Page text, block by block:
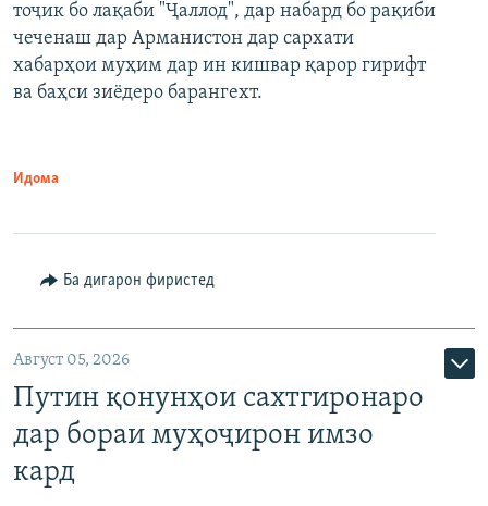
Auto 240p 360p 480p
720p 1080p
480p
тоҷик бо лақаби "Ҷаллод", дар набард бо рақиби
чеченаш дар Арманистон дар сархати
хабарҳои муҳим дар ин кишвар қарор гирифт
ва баҳси зиёдеро барангехт.
Идома
Ба дигарон фиристед
Август 05, 2026
Путин қонунҳои сахтгиронаро
дар бораи муҳоҷирон имзо
кард